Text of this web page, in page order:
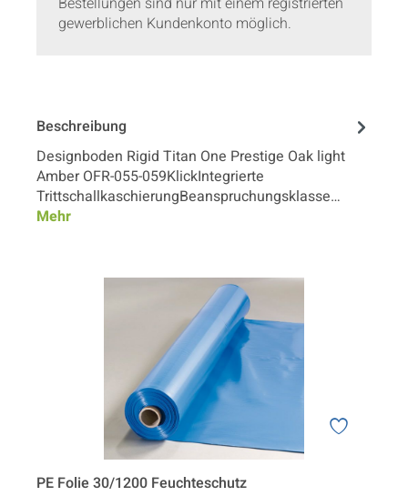
gewerblichen Kundenkonto möglich.
Beschreibung
Designboden Rigid Titan One Prestige Oak light
Amber OFR-055-059KlickIntegrierte
TrittschallkaschierungBeanspruchungsklasse…
Mehr
PE Folie 30/1200 Feuchteschutz